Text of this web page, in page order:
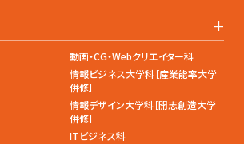
+
動画・CG・Webクリエイター科
情報ビジネス大学科［産業能率大学
併修］
情報デザイン大学科［開志創造大学
併修］
ITビジネス科